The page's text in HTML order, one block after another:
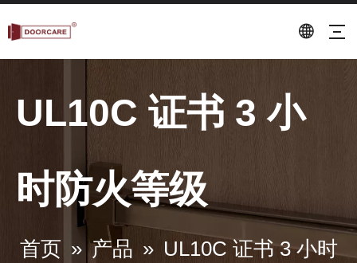
UL10C 证书 3 小
时防火等级
首页 » 产品 » UL10C 证书 3 小时